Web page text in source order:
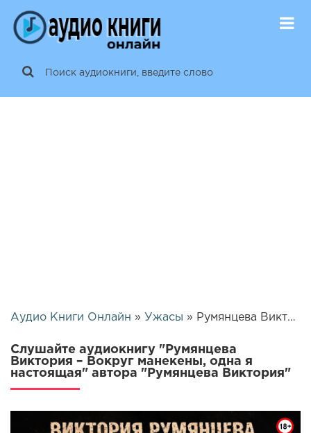
Аудио Книги Онлайн » Ужасы » Румянцева Виктория – Вокруг манекены, одна я настоящая | 26038
Слушайте аудиокнигу "Румянцева
Виктория – Вокруг манекены, одна я
настоящая" автора "Румянцева Виктория"